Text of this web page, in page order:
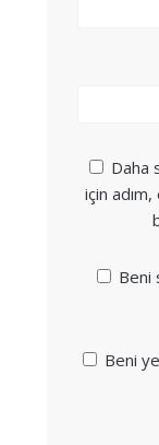
Daha
için
Beni
Beni